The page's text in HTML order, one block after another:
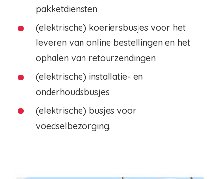
pakketdiensten
(elektrische) koeriersbusjes voor het
leveren van online bestellingen en het
ophalen van retourzendingen
(elektrische) installatie- en
onderhoudsbusjes
(elektrische) busjes voor
voedselbezorging.